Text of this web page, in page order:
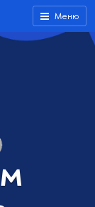
Меню